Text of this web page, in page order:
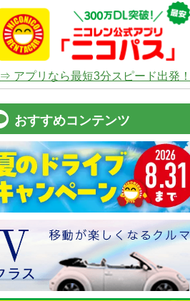
⇒ アプリなら最短3分スピード出発！
おすすめコンテンツ